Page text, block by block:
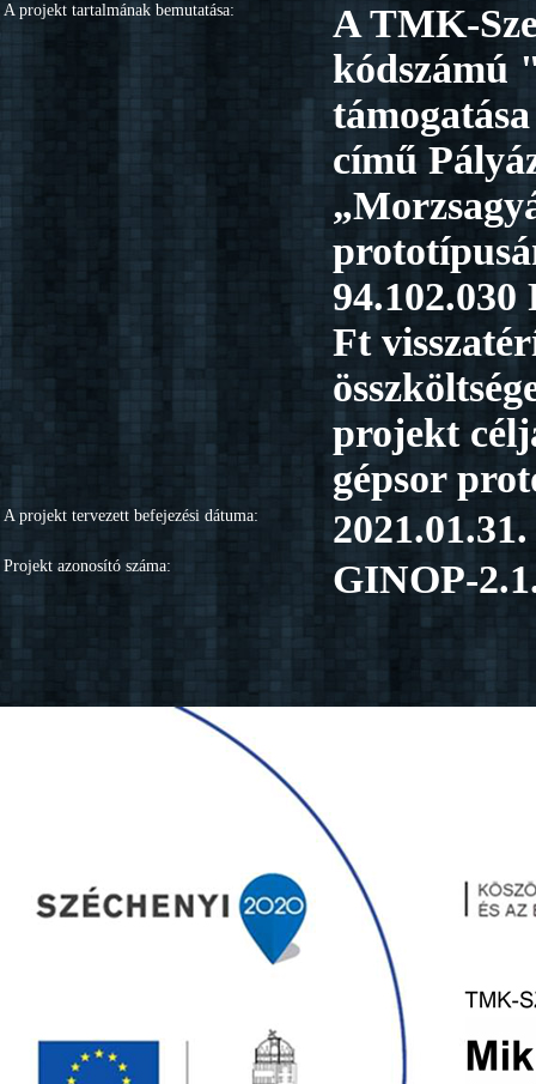
A projekt tartalmának bemutatása:
A TMK-
kódszámú
című
94.102.030
Ft
projekt
gépsor
A projekt tervezett befejezési dátuma: 2021.01.31.
Projekt azonosító száma: GINOP-